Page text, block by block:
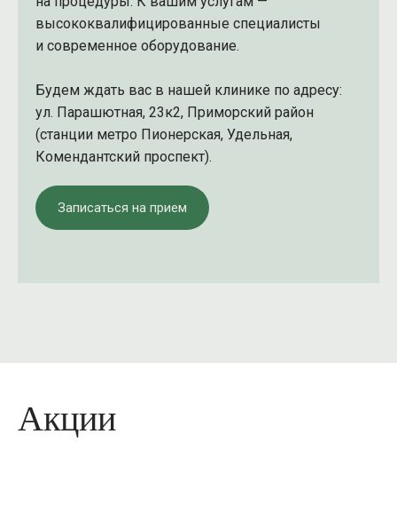
высококвалифицированные специалисты
и современное оборудование.
Будем ждать вас в нашей клинике по адресу:
ул. Парашютная, 23к2, Приморский район
(станции метро Пионерская, Удельная,
Комендантский проспект).
Записаться на прием
Акции
Записаться
Нажимая на кнопку, вы соглашаетесь с
Политикой обработки персональных данных